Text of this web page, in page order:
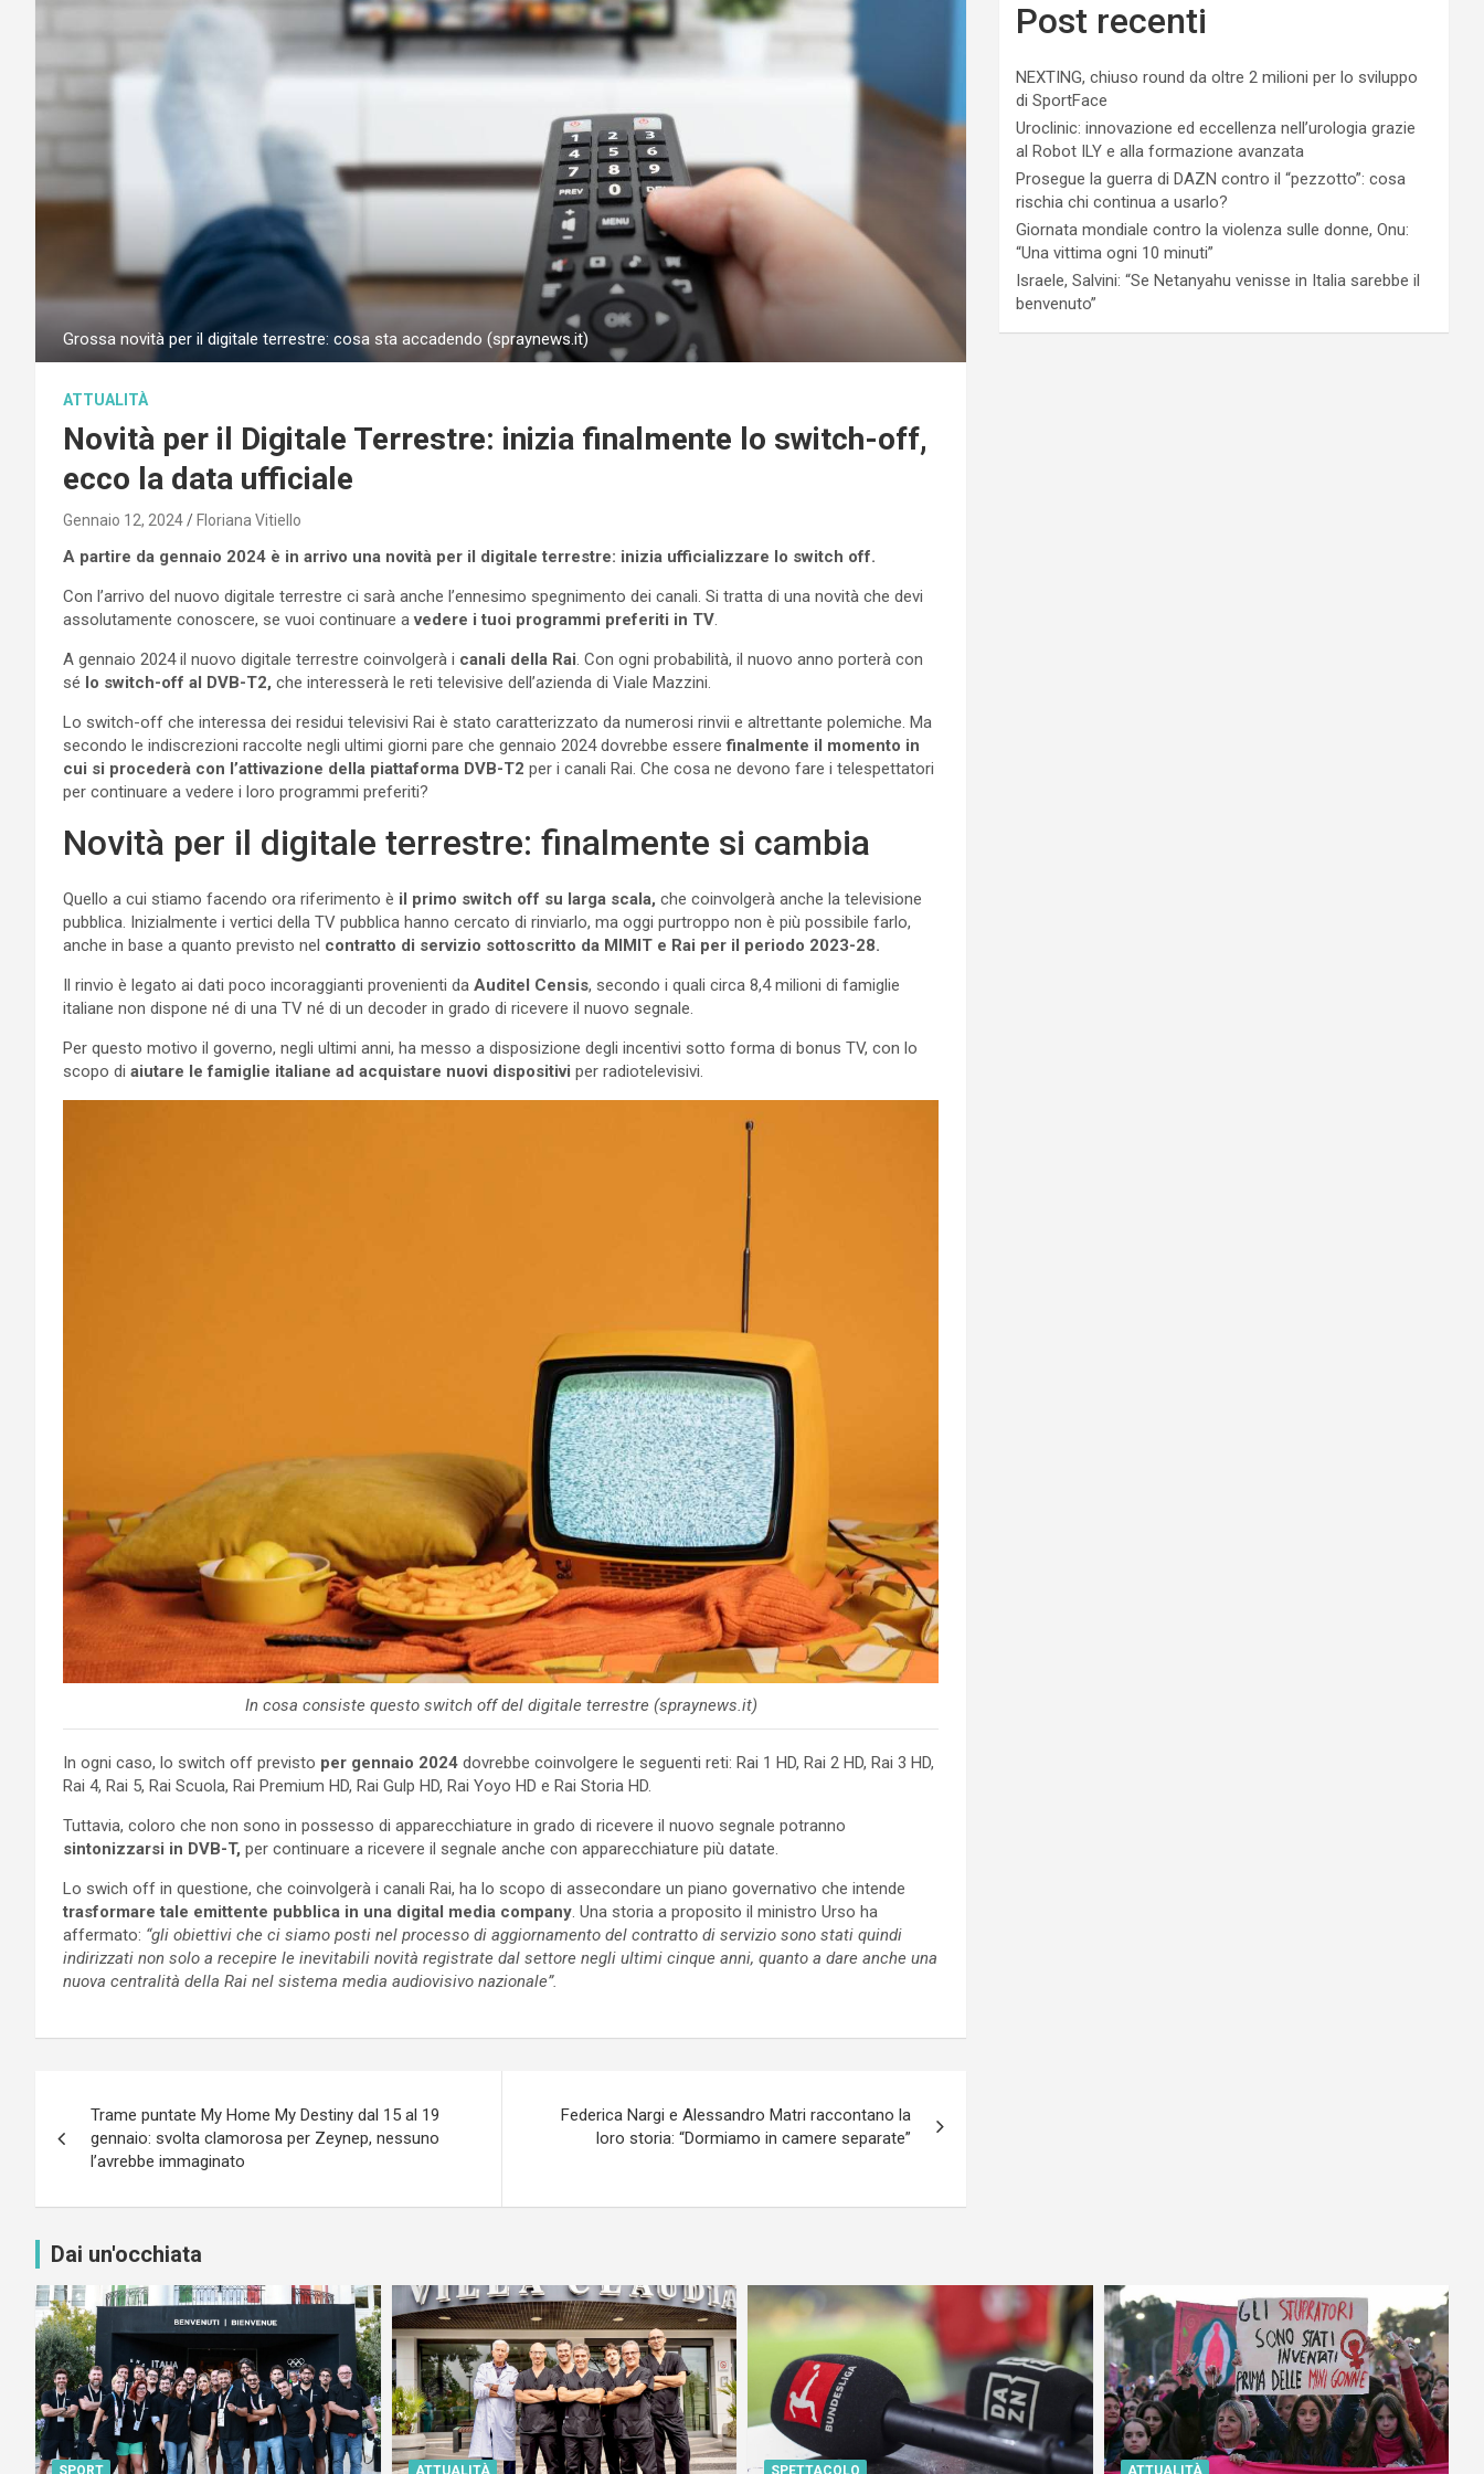
Grossa novità per il digitale terrestre: cosa sta accadendo (spraynews.it)
ATTUALITÀ
Novità per il Digitale Terrestre: inizia finalmente lo switch-off,
ecco la data ufficiale
Gennaio 12, 2024 Floriana Vitiello
A partire da gennaio 2024 è in arrivo una novità per il digitale terrestre: inizia ufficializzare lo switch off.
Con l’arrivo del nuovo digitale terrestre ci sarà anche l’ennesimo spegnimento dei canali. Si tratta di una novità che devi
assolutamente conoscere, se vuoi continuare avedere i tuoi programmi preferiti in TV
A gennaio 2024 il nuovo digitale terrestre coinvolgerà i canali della Rai . Con ogni probabilità, il nuovo anno porterà con
sé lo switch-off al DVB-T2, che interesserà le reti televisive dell’azienda di Viale Mazzini.
Lo switch-off che interessa dei residui televisivi Rai è stato caratterizzato da numerosi rinvii e altrettante polemiche. Ma
secondo le indiscrezioni raccolte negli ultimi giorni pare che gennaio 2024 dovrebbe esserefinalmente il momento in
cui si procederà con l’attivazione della piattaforma DVB-T2 per i canali Rai. Che cosa ne devono fare i telespettatori
per continuare a vedere i loro programmi preferiti?
Novità per il digitale terrestre: finalmente si cambia
Quello a cui stiamo facendo ora riferimento è il primo switch off su larga scala, che coinvolgerà anche la televisione
pubblica. Inizialmente i vertici della TV pubblica hanno cercato di rinviarlo, ma oggi purtroppo non è più possibile farlo,
anche in base a quanto previsto nel contratto di servizio sottoscritto da MIMIT e Rai per il periodo 2023-28.
Il rinvio è legato ai dati poco incoraggianti provenienti da Auditel Censis, secondo i quali circa 8,4 milioni di famiglie
italiane non dispone né di una TV né di un decoder in grado di ricevere il nuovo segnale.
Per questo motivo il governo, negli ultimi anni, ha messo a disposizione degli incentivi sotto forma di bonus TV, con lo
scopo di aiutare le famiglie italiane ad acquistare nuovi dispositivi per radiotelevisivi.
In cosa consiste questo switch off del digitale terrestre (spraynews.it)
In ogni caso, lo switch off previsto per gennaio 2024 dovrebbe coinvolgere le seguenti reti: Rai 1 HD, Rai 2 HD, Rai 3 HD,
Rai 4, Rai 5, Rai Scuola, Rai Premium HD, Rai Gulp HD, Rai Yoyo HD e Rai Storia HD.
Tuttavia, coloro che non sono in possesso di apparecchiature in grado di ricevere il nuovo segnale potranno
sintonizzarsi in DVB-T, per continuare a ricevere il segnale anche con apparecchiature più datate.
Lo swich off in questione, che coinvolgerà i canali Rai, ha lo scopo di assecondare un piano governativo che intende
trasformare tale emittente pubblica in una digital media company. Una storia a proposito il ministro Urso ha
affermato: “gli obiettivi che ci siamo posti nel processo di aggiornamento del contratto di servizio sono stati quindi
indirizzati non solo a recepire le inevitabili novità registrate dal settore negli ultimi cinque anni, quanto a dare anche una
nuova centralità della Rai nel sistema media audiovisivo nazionale”.
articoli
Trame puntate My Home My Destiny dal 15 al 19
gennaio: svolta clamorosa per Zeynep, nessuno
l’avrebbe immaginato
Federica Nargi e Alessandro Matri raccontano la
loro storia: “Dormiamo in camere separate”
Post recenti
NEXTING, chiuso round da oltre 2 milioni per lo sviluppo
di SportFace
Uroclinic: innovazione ed eccellenza nell’urologia grazie
al Robot ILY e alla formazione avanzata
Prosegue la guerra di DAZN contro il “pezzotto”: cosa
rischia chi continua a usarlo?
Giornata mondiale contro la violenza sulle donne, Onu:
“Una vittima ogni 10 minuti”
Israele, Salvini: “Se Netanyahu venisse in Italia sarebbe il
benvenuto”
Dai un'occhiata
SPORT ATTUALITÀ SPETTACOLO ATTUALITÀ